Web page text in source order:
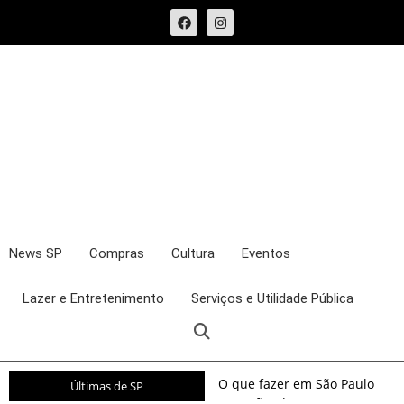
News SP Compras Cultura Eventos
Lazer e Entretenimento Serviços e Utilidade Pública
Últimas de SP
O que fazer em São Paulo